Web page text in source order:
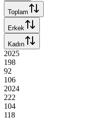
Toplam
Erkek
Kadın
2025
198
92
106
2024
222
104
118